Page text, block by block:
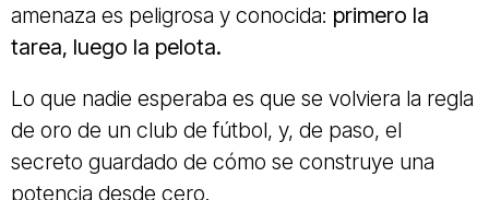
amenaza es peligrosa y conocida: primero la
tarea, luego la pelota.
Lo que nadie esperaba es que se volviera la regla
de oro de un club de fútbol, y, de paso, el
secreto guardado de cómo se construye una
potencia desde cero.